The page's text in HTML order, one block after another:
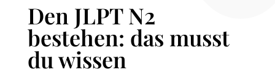
Den JLPT N2
bestehen: das musst
du wissen